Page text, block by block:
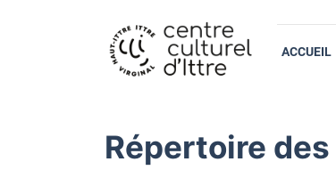
ACCUEIL
Répertoire